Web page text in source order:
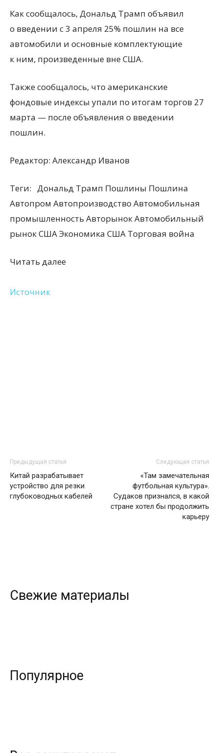
Как сообщалось, Дональд Трамп объявил
о введении с 3 апреля 25% пошлин на все
автомобили и основные комплектующие
к ним, произведенные вне США.
Также сообщалось, что американские
фондовые индексы упали по итогам торгов 27
марта — после объявления о введении
пошлин.
Редактор: Александр Иванов
Теги: Дональд Трамп Пошлины Пошлина
Автопром Автопроизводство Автомобильная
промышленность Авторынок Автомобильный
рынок США Экономика США Торговая война
Читать далее
Источник
Предыдущая статья
Китай разрабатывает
устройство для резки
глубоководных кабелей
Следующая статья
«Там замечательная
футбольная культура».
Судаков признался, в какой
стране хотел бы продолжить
карьеру
Свежие материалы
Популярное